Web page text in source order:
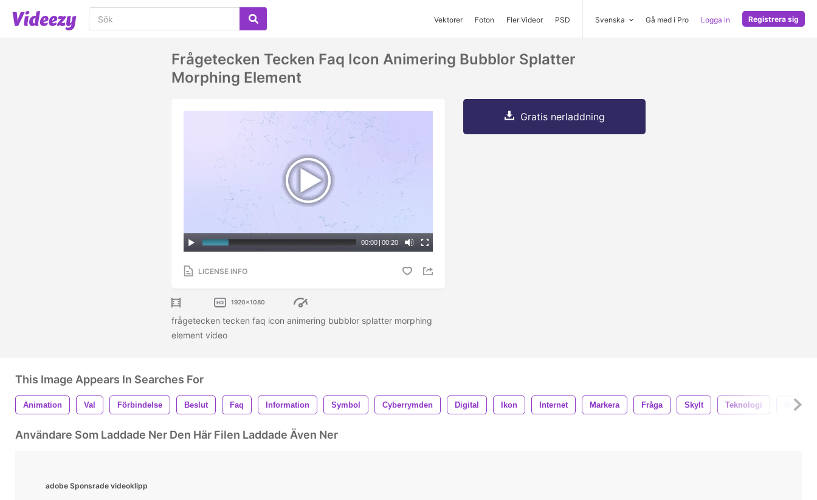
Vektorer Foton Fler Videor PSD Svenska Gå med i Pro Logga in Registrera sig
Frågetecken Tecken Faq Icon Animering Bubblor Splatter
Morphing Element
00:00 | 00:20
LICENSE INFO
1920x1080
frågetecken tecken faq icon animering bubblor splatter morphing
element video
Gratis nerladdning
This Image Appears In Searches For
Animation Val Förbindelse Beslut Faq Information Symbol Cyberrymden Digital Ikon Internet Markera Fråga Skylt Teknologi Binär
Användare Som Laddade Ner Den Här Filen Laddade Även Ner
adobe Sponsrade videoklipp